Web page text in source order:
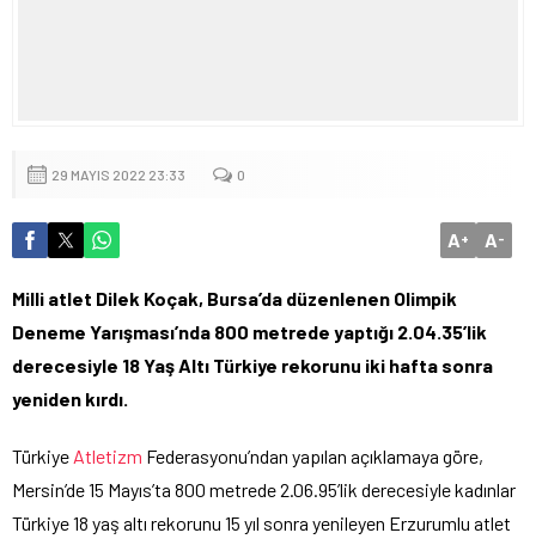
29 MAYIS 2022 23:33 0
A+ A-
Milli atlet Dilek Koçak, Bursa’da düzenlenen Olimpik
Deneme Yarışması’nda 800 metrede yaptığı 2.04.35’lik
derecesiyle 18 Yaş Altı Türkiye rekorunu iki hafta sonra
yeniden kırdı.
Türkiye Atletizm Federasyonu’ndan yapılan açıklamaya göre,
Mersin’de 15 Mayıs’ta 800 metrede 2.06.95’lik derecesiyle kadınlar
Türkiye 18 yaş altı rekorunu 15 yıl sonra yenileyen Erzurumlu atlet